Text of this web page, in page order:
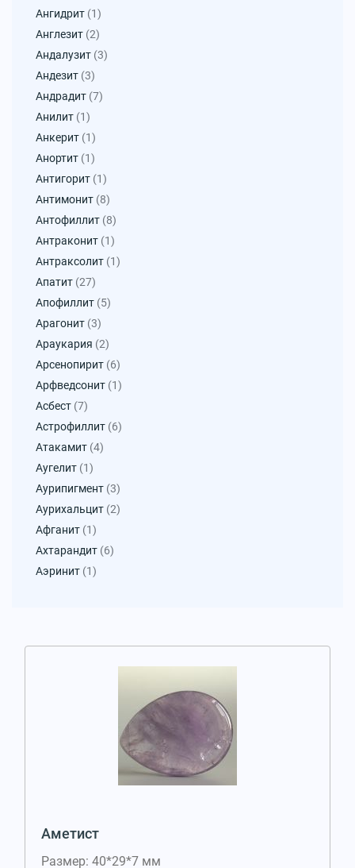
Ангидрит (1)
Англезит (2)
Андалузит (3)
Андезит (3)
Андрадит (7)
Анилит (1)
Анкерит (1)
Анортит (1)
Антигорит (1)
Антимонит (8)
Антофиллит (8)
Антраконит (1)
Антраксолит (1)
Апатит (27)
Апофиллит (5)
Арагонит (3)
Араукария (2)
Арсенопирит (6)
Арфведсонит (1)
Асбест (7)
Астрофиллит (6)
Атакамит (4)
Аугелит (1)
Аурипигмент (3)
Аурихальцит (2)
Афганит (1)
Ахтарандит (6)
Аэринит (1)
Аметист
Размер: 40*29*7 мм